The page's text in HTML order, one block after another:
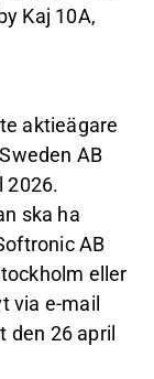
Kaj 10A,
aktieägare
AB
2026.
ska ha
AB
eller
via e-mail
den 26 april